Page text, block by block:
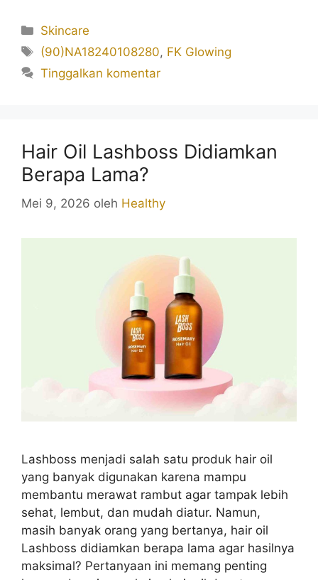
Kategori
Skincare
Tag
(90)NA18240108280, FK Glowing
Tinggalkan komentar
Hair Oil Lashboss Didiamkan
Berapa Lama?
Mei 9, 2026 oleh Healthy
Lashboss menjadi salah satu produk hair oil
yang banyak digunakan karena mampu
membantu merawat rambut agar tampak lebih
sehat, lembut, dan mudah diatur. Namun,
masih banyak orang yang bertanya, hair oil
Lashboss didiamkan berapa lama agar hasilnya
maksimal? Pertanyaan ini memang penting